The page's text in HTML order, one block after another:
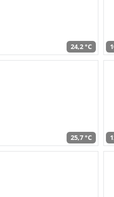
24,2 °C
25,7 °C